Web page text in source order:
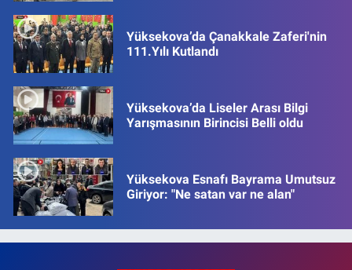
Yüksekova’da Çanakkale Zaferi'nin
111.Yılı Kutlandı
Yüksekova’da Liseler Arası Bilgi
Yarışmasının Birincisi Belli oldu
Yüksekova Esnafı Bayrama Umutsuz
Giriyor: "Ne satan var ne alan"